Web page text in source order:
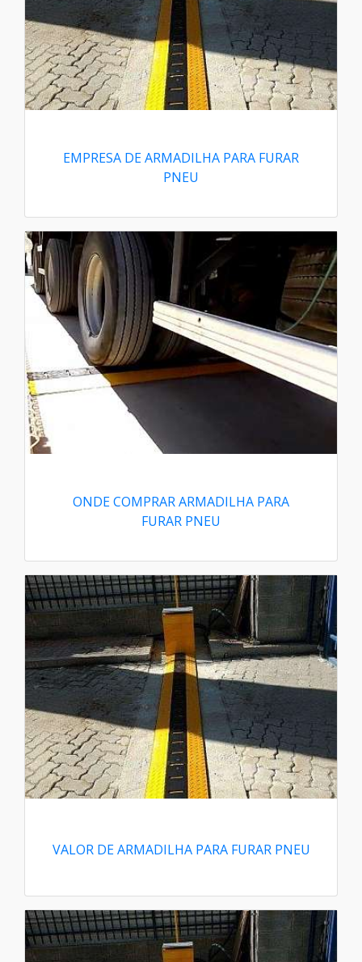
EMPRESA DE ARMADILHA PARA FURAR
PNEU
ONDE COMPRAR ARMADILHA PARA
FURAR PNEU
VALOR DE ARMADILHA PARA FURAR PNEU